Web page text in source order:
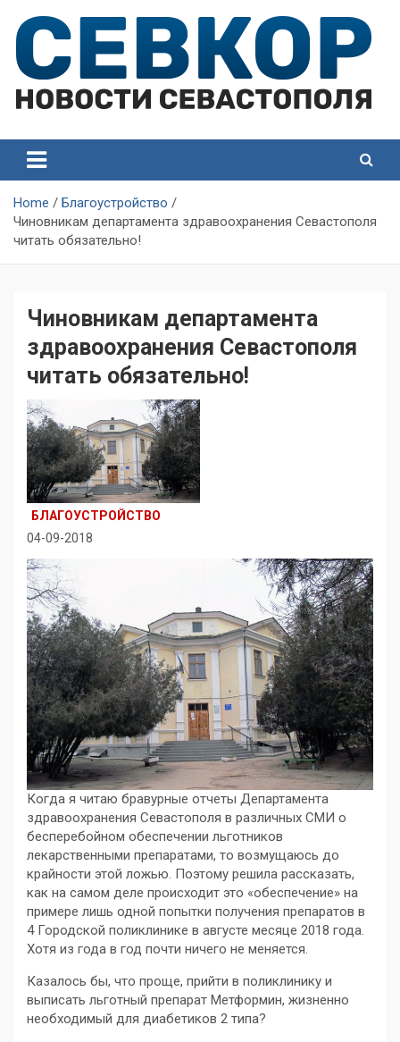
content
Севастополя
Севастополя
Home
Благоустройство
Чиновникам департамента здравоохранения Севастополя
читать обязательно!
Чиновникам департамента
здравоохранения Севастополя
читать обязательно!
БЛАГОУСТРОЙСТВО
04-09-2018
Когда я читаю бравурные отчеты Департамента
здравоохранения Севастополя в различных СМИ о
бесперебойном обеспечении льготников
лекарственными препаратами, то возмущаюсь до
крайности этой ложью. Поэтому решила рассказать,
как на самом деле происходит это «обеспечение» на
примере лишь одной попытки получения препаратов в
4 Городской поликлинике в августе месяце 2018 года.
Хотя из года в год почти ничего не меняется.
Казалось бы, что проще, прийти в поликлинику и
выписать льготный препарат Метформин, жизненно
необходимый для диабетиков 2 типа?